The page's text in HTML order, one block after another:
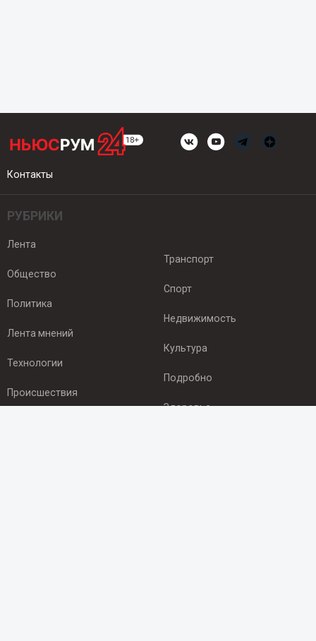
Контакты
РУБРИКИ
Лента
Общество
Политика
Лента мнений
Технологии
Происшествия
Транспорт
Спорт
Недвижимость
Культура
Подробно
Здоровье